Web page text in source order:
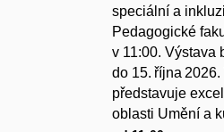
speciální a
Pedagogické
v 11:00. Výstava
do 15. října 2026.
představuje
oblasti Umění a